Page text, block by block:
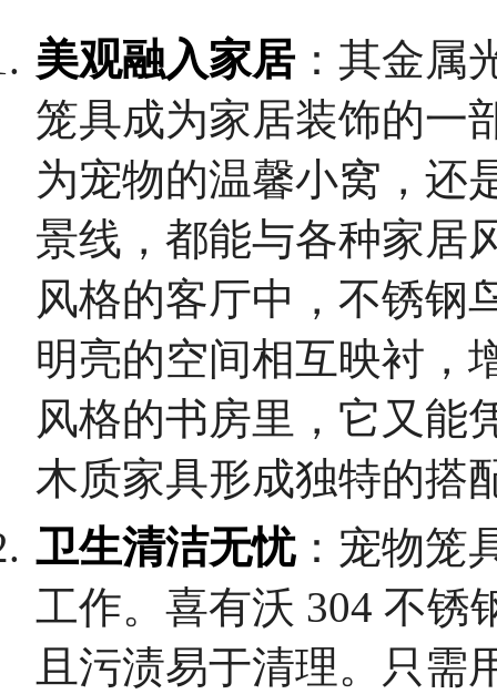
美观融入家居 ：其金属
笼具成为家居装饰的一
为宠物的温馨小窝，还
景线，都能与各种家居
风格的客厅中，不锈钢
明亮的空间相互映衬，
风格的书房里，它又能
木质家具形成独特的搭
卫生清洁无忧：宠物笼
工作。喜有沃 304 不锈
且污渍易于清理。只需